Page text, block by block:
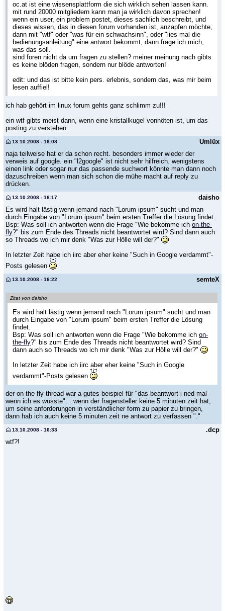
oc.at ist eine wissensplattform die sich wirklich sehen lassen kann.
mit rund 20000 mitgliedern kann man ja wirklich davon sprechen!
wenn ein user, ein problem postet, dieses sachlich beschreibt, und
dieses wissen, das in diesen forum vorhanden ist, anzapfen möchte,
dann mit "wtf" oder "was für ein schwachsinn", oder "lies mal die
bedienungsanleitung" eine antwort bekommt, dann frage ich mich,
was das soll.
sind foren nicht da um fragen zu stellen? meiner meinung nach gibts
es keine blöden fragen, sondern nur blöde antworten!
edit: und das ist bitte kein pers. erlebnis, sondern das, was mir beim
lesen auffiel!
ich hab gehört im linux forum gehts ganz schlimm zu!!!
ein wtf gibts meist dann, wenn eine kristallkugel vonnöten ist, um das
posting zu verstehen.
Umlüx
13.10.2008 - 16:08
naja teilweise hat er da schon recht. besonders immer wieder der
verweis auf google. ein "l2google" ist nicht sehr hilfreich. wenigstens
einen link oder sogar nur das passende suchwort könnte man dann noch
dazuschreiben wenn man sich schon die mühe macht auf reply zu
drücken.
daisho
13.10.2008 - 16:17
Es wird halt lästig wenn jemand nach "Lorum ipsum" sucht und man
durch Eingabe von "Lorum ipsum" beim ersten Treffer die Lösung findet.
Bsp: Was soll ich antworten wenn die Frage "Wie bekomme ich on-the-
fly?" bis zum Ende des Threads nicht beantwortet wird? Sind dann auch
so Threads wo ich mir denk "Was zur Hölle will der?"
In letzter Zeit habe ich iirc aber eher keine "Such in Google verdammt"-
Posts gelesen
semteX
13.10.2008 - 16:22
Zitat von daisho
Es wird halt lästig wenn jemand nach "Lorum ipsum" sucht und man
durch Eingabe von "Lorum ipsum" beim ersten Treffer die Lösung
findet.
Bsp: Was soll ich antworten wenn die Frage "Wie bekomme ich on-
the-fly?" bis zum Ende des Threads nicht beantwortet wird? Sind
dann auch so Threads wo ich mir denk "Was zur Hölle will der?"
In letzter Zeit habe ich iirc aber eher keine "Such in Google
verdammt"-Posts gelesen
der on the fly thread war a gutes beispiel für "das beantwort i ned mal
wenn ich es wüsste"... wenn der fragensteller keine 5 minuten zeit hat,
um seine anforderungen in verständlicher form zu papier zu bringen,
dann hab ich auch keine 5 minuten zeit ne antwort zu verfassen "."
.dcp
13.10.2008 - 16:33
wtf?!